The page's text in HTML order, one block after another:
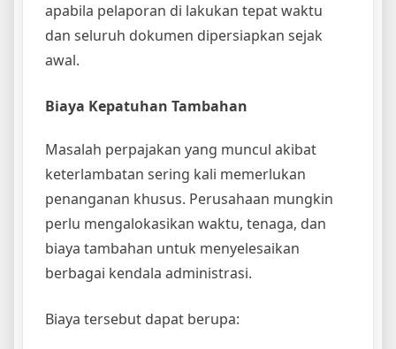
apabila pelaporan di lakukan tepat waktu
dan seluruh dokumen dipersiapkan sejak
awal.
Biaya Kepatuhan Tambahan
Masalah perpajakan yang muncul akibat
keterlambatan sering kali memerlukan
penanganan khusus. Perusahaan mungkin
perlu mengalokasikan waktu, tenaga, dan
biaya tambahan untuk menyelesaikan
berbagai kendala administrasi.
Biaya tersebut dapat berupa: